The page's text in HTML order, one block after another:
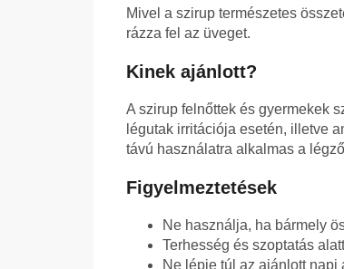
Mivel a szirup természetes
rázza fel az üveget.
Kinek ajánlott?
A szirup felnőttek és gyermekek
légutak irritációja esetén, illetve
távú használatra alkalmas a
Figyelmeztetések
Ne használja, ha bármely
Terhesség és szoptatás
Ne lépje túl az ajánlott napi